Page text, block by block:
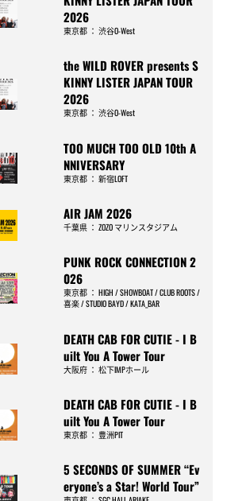
2026
東京都 ：渋谷O-West
the WILD ROVER presents S
KINNY LISTER JAPAN TOUR
2026
東京都 ：渋谷O-West
TOO MUCH TOO OLD 10th A
NNIVERSARY
東京都 ：新宿LOFT
AIR JAM 2026
千葉県 ：ZOZO マリンスタジアム
PUNK ROCK CONNECTION 2
026
東京都 ：HIGH / SHOWBOAT / CLUB ROOTS /
喜楽 / STUDIO BAYD / KATA_BAR
DEATH CAB FOR CUTIE - I B
uilt You A Tower Tour
大阪府 ：松下IMPホール
DEATH CAB FOR CUTIE - I B
uilt You A Tower Tour
東京都 ：豊洲PIT
5 SECONDS OF SUMMER “Ev
eryone’s a Star! World Tour”